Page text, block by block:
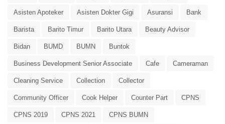
Asisten Apoteker Asisten Dokter Gigi Asuransi Bank
Barista Barito Timur Barito Utara Beauty Advisor
Bidan BUMD BUMN Buntok
Business Development Senior Associate Cafe Cameraman
Cleaning Service Collection Collector
Community Officer Cook Helper Counter Part CPNS
CPNS 2019 CPNS 2021 CPNS BUMN